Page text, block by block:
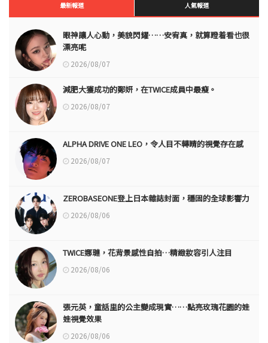
最新報道 人氣報道
眼神讓人心動，美貌閃耀……安宥真，就算瞪着看也很
漂亮呢
2026/08/07
減肥大獲成功的鄭妍，在TWICE成員中最瘦。
2026/08/07
ALPHA DRIVE ONE LEO，令人目不轉睛的視覺存在感
2026/08/07
ZEROBASEONE登上日本雜誌封面，穩固的全球影響力
2026/08/06
TWICE娜璉，花背景感性自拍…精緻妝容引人注目
2026/08/06
張元英，童話里的公主變成現實……點亮玫瑰花園的娃
娃視覺效果
2026/08/06